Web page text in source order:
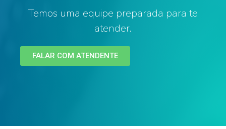
Temos uma equipe preparada para te
atender.
FALAR COM ATENDENTE